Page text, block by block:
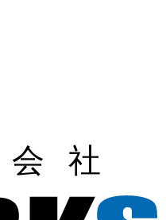
ユニークワークス株式会社